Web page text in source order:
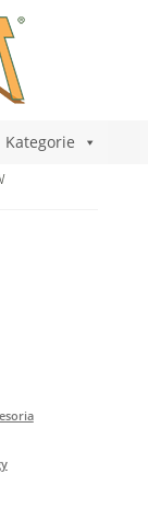
Kategorie